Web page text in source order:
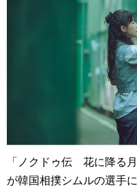
「ノクドゥ伝 花に降る
が韓国相撲シムルの選手